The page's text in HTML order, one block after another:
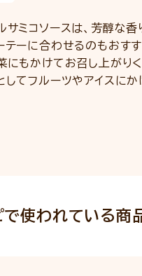
サミコソースは、芳醇な
テーに合わせるのもおす
にもかけてお召し上がり
してフルーツやアイスに
で使われている商